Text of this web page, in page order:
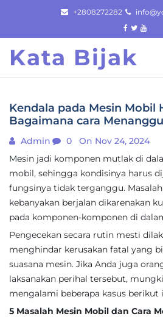
content
+2808272282
Kata Bijak
Kendala pada Mesin Mobil
Bagaimana cara
Admin 0
On Nov 24, 2024
Mesin jadi komponen mutlak di
mobil, sehingga kondisinya harus
fungsinya tidak terganggu.
kebanyakan berjalan dikarenakan
pada komponen-komponen di
Pengecekan secara rutin mesti
menghindar kerusakan fatal yang
suasana mesin. Jika Anda juga
laksanakan perihal tersebut,
mengalami beberapa kasus berikut
5 Masalah Mesin Mobil dan Cara